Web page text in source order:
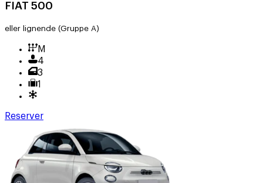
FIAT 500
eller lignende (Gruppe A)
M
4
3
1
Reserver